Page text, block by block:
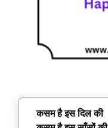
कसम है इस दिल की